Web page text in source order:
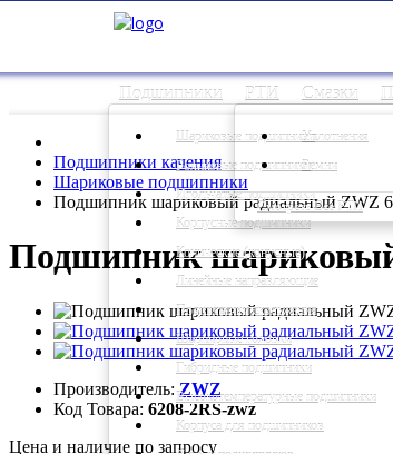
Подшипники
Шариковые подшипники
Роликовые подшипники
Игольчатые подшипники
Корпусные подшипники
Конические (конусные)
Линейные направляющие
Подшипники скольжения
Шарнирные головки
Гибридные подшипники
Высокотемпературные подшипники
Корпуса для подшипников
РТИ
Уплотнения
Ремни
Смотреть Все РТИ
Смазки
Подшипники качения
Шариковые подшипники
Подшипник шариковый радиальный ZWZ
Подшипник
Производитель:ZWZ
Код Товара: 6208-2RS-zwz
Цена и наличие по запросу